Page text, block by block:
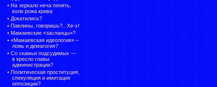
• На зеркало неча пенять,
коли рожа крива
• Докатились?
• Павлины, говоришь?.. Хе-х!
• Мамаевские «засланцы»?
• «Мамаевская идеология» –
ложь и демагогия?
• Со скамьи подсудимых —
в кресло главы
администрации?
• Политическая проституция,
спекуляция и имитация
оппозиции?